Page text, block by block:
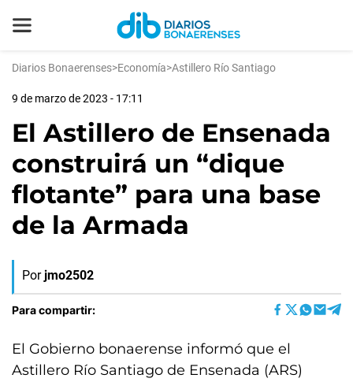
Diarios Bonaerenses>Economía>Astillero Río Santiago
9 de marzo de 2023 - 17:11
El Astillero de Ensenada
construirá un “dique
flotante” para una base
de la Armada
Por jmo2502
Para compartir:
El Gobierno bonaerense informó que el
Astillero Río Santiago de Ensenada (ARS)